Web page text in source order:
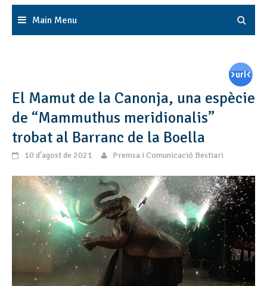
Main Menu
El Mamut de la Canonja, una espècie
de “Mammuthus meridionalis”
trobat al Barranc de la Boella
10 d'agost de 2021 Premsa i Comunicació Bestiari